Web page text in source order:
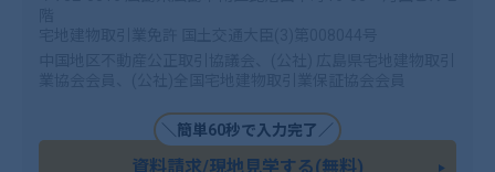
＼簡単60秒で入力完了／
資料請求/現地見学する(無料)